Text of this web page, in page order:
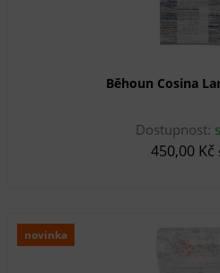
Běhoun Cosina
Dostupnost:
450,00 Kč
novinka